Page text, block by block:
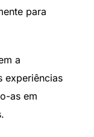
para
a
experiências
as em